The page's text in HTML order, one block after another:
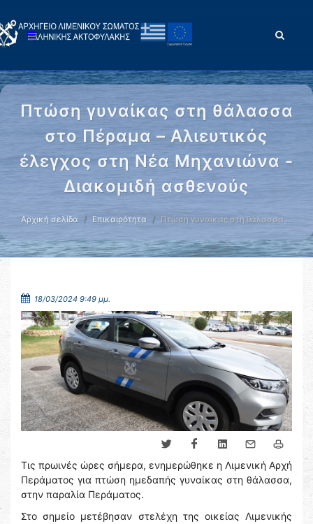
Πτώση γυναίκας στη θάλασσα
στο Πέραμα – Αλιευτικός
έλεγχος στη Νέα Μηχανιώνα -
Διακομιδή ασθενούς
Αρχική σελίδα Επικαιρότητα Πτώση γυναίκας στη θάλασσα …
18/03/2024 9:49 μμ.
Τις πρωινές ώρες σήμερα, ενημερώθηκε η Λιμενική Αρχή
Περάματος για πτώση ημεδαπής γυναίκας στη θάλασσα,
στην παραλία Περάματος.
Στο σημείο μετέβησαν στελέχη της οικείας Λιμενικής